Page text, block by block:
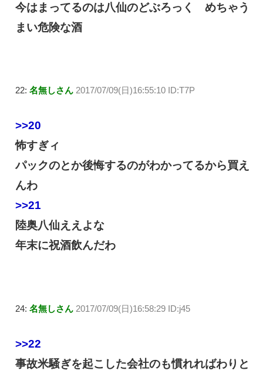
今はまってるのは八仙のどぶろっく めちゃう
まい危険な酒
22: 名無しさん 2017/07/09(日)16:55:10 ID:T7P
>>20
怖すぎィ
パックのとか後悔するのがわかってるから買え
んわ
>>21
陸奥八仙ええよな
年末に祝酒飲んだわ
24: 名無しさん 2017/07/09(日)16:58:29 ID:j45
>>22
事故米騒ぎを起こした会社のも慣れればわりと